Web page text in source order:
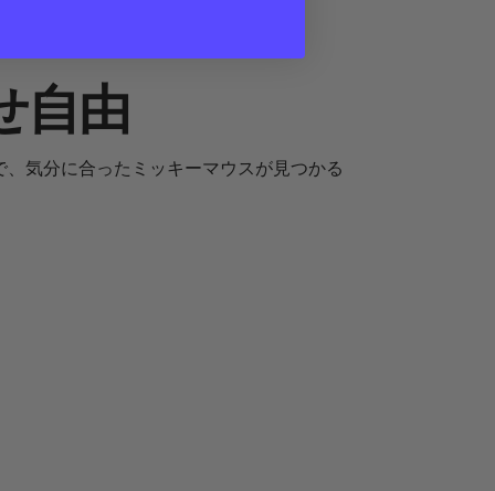
自由
気分に合ったミッキーマウスが見つかる